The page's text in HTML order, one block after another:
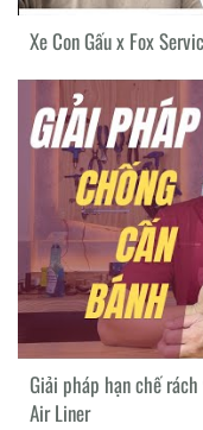
Xe Con Gấu x Fox
Giải pháp hạn chế
Air Liner